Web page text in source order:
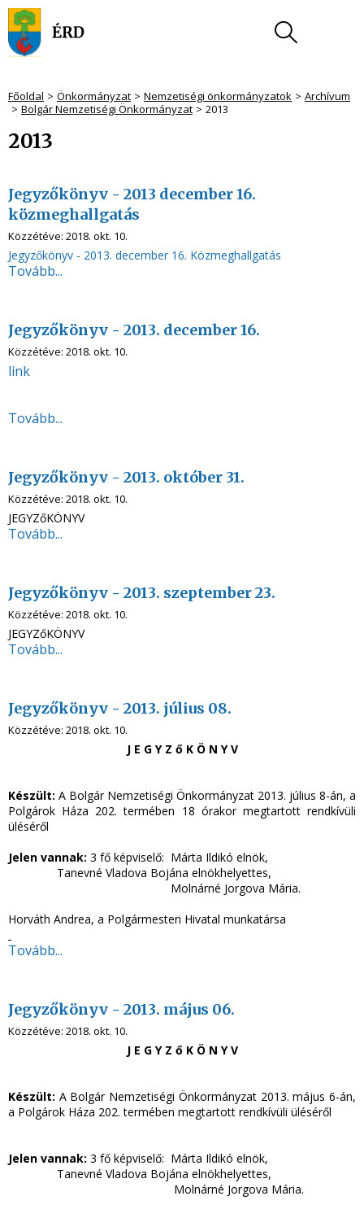
Főoldal Önkormányzat Nemzetiségi önkormányzatok
Archívum
Bolgár Nemzetiségi Önkormányzat
2013
2013
Jegyzőkönyv - 2013 december 16.
közmeghallgatás
Közzétéve: 2018. okt. 10.
Jegyzőkönyv - 2013. december 16. Közmeghallgatás
Tovább...
Jegyzőkönyv - 2013. december 16.
Közzétéve: 2018. okt. 10.
link
Tovább...
Jegyzőkönyv - 2013. október 31.
Közzétéve: 2018. okt. 10.
JEGYZőKÖNYV
Tovább...
Jegyzőkönyv - 2013. szeptember 23.
Közzétéve: 2018. okt. 10.
JEGYZőKÖNYV
Tovább...
Jegyzőkönyv - 2013. július 08.
Közzétéve: 2018. okt. 10.
J E G Y Z ő K Ö N Y V
Készült: A Bolgár Nemzetiségi Önkormányzat 2013. július 8-án, a
Polgárok Háza 202. termében 18 órakor megtartott rendkívüli
üléséről
Jelen vannak: 3 fő képviselő: Márta Ildikó elnök,
Tanevné Vladova Bojána elnökhelyettes,
Molnárné Jorgova Mária.
Horváth Andrea, a Polgármesteri Hivatal munkatársa
Tovább...
Jegyzőkönyv - 2013. május 06.
Közzétéve: 2018. okt. 10.
J E G Y Z ő K Ö N Y V
Készült: A Bolgár Nemzetiségi Önkormányzat 2013. május 6-án,
a Polgárok Háza 202. termében megtartott rendkívüli üléséről
Jelen vannak: 3 fő képviselő: Márta Ildikó elnök,
Tanevné Vladova Bojána elnökhelyettes,
Molnárné Jorgova Mária.